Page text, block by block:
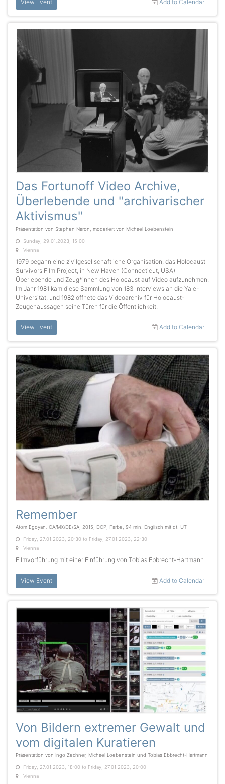
View Event Add to Calendar
Das Fortunoff Video Archive,
Überlebende und "archivarischer
Aktivismus"
Präsentation von Stephen Naron, moderiert von Michael Loebenstein
Sunday, 29.01.2023, 15:00
Vienna
1979 begann eine zivilgesellschaftliche Organisation, das Holocaust
Survivors Film Project, in New Haven (Connecticut, USA)
Überlebende und Zeug*innen des Holocaust auf Video aufzunehmen.
Im Jahr 1981 kam diese Sammlung von 183 Interviews an die Yale-
Universität, und 1982 öffnete das Videoarchiv für Holocaust-
Zeugenaussagen seine Türen für die Öffentlichkeit.
View Event Add to Calendar
Remember
Atom Egoyan. CA/MX/DE/SA, 2015, DCP, Farbe, 94 min. Englisch mit dt. UT
Friday, 27.01.2023, 20:30 to Friday, 27.01.2023, 22:30
Vienna
Filmvorführung mit einer Einführung von Tobias Ebbrecht-Hartmann
View Event Add to Calendar
Von Bildern extremer Gewalt und
vom digitalen Kuratieren
Präsentation von Ingo Zechner, Michael Loebenstein und Tobias Ebbrecht-Hartmann
Friday, 27.01.2023, 18:00 to Friday, 27.01.2023, 20:00
Vienna